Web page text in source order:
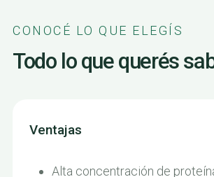
CONOCÉ LO QUE ELEGÍS
Todo lo que querés
Ventajas
Alta concentración de